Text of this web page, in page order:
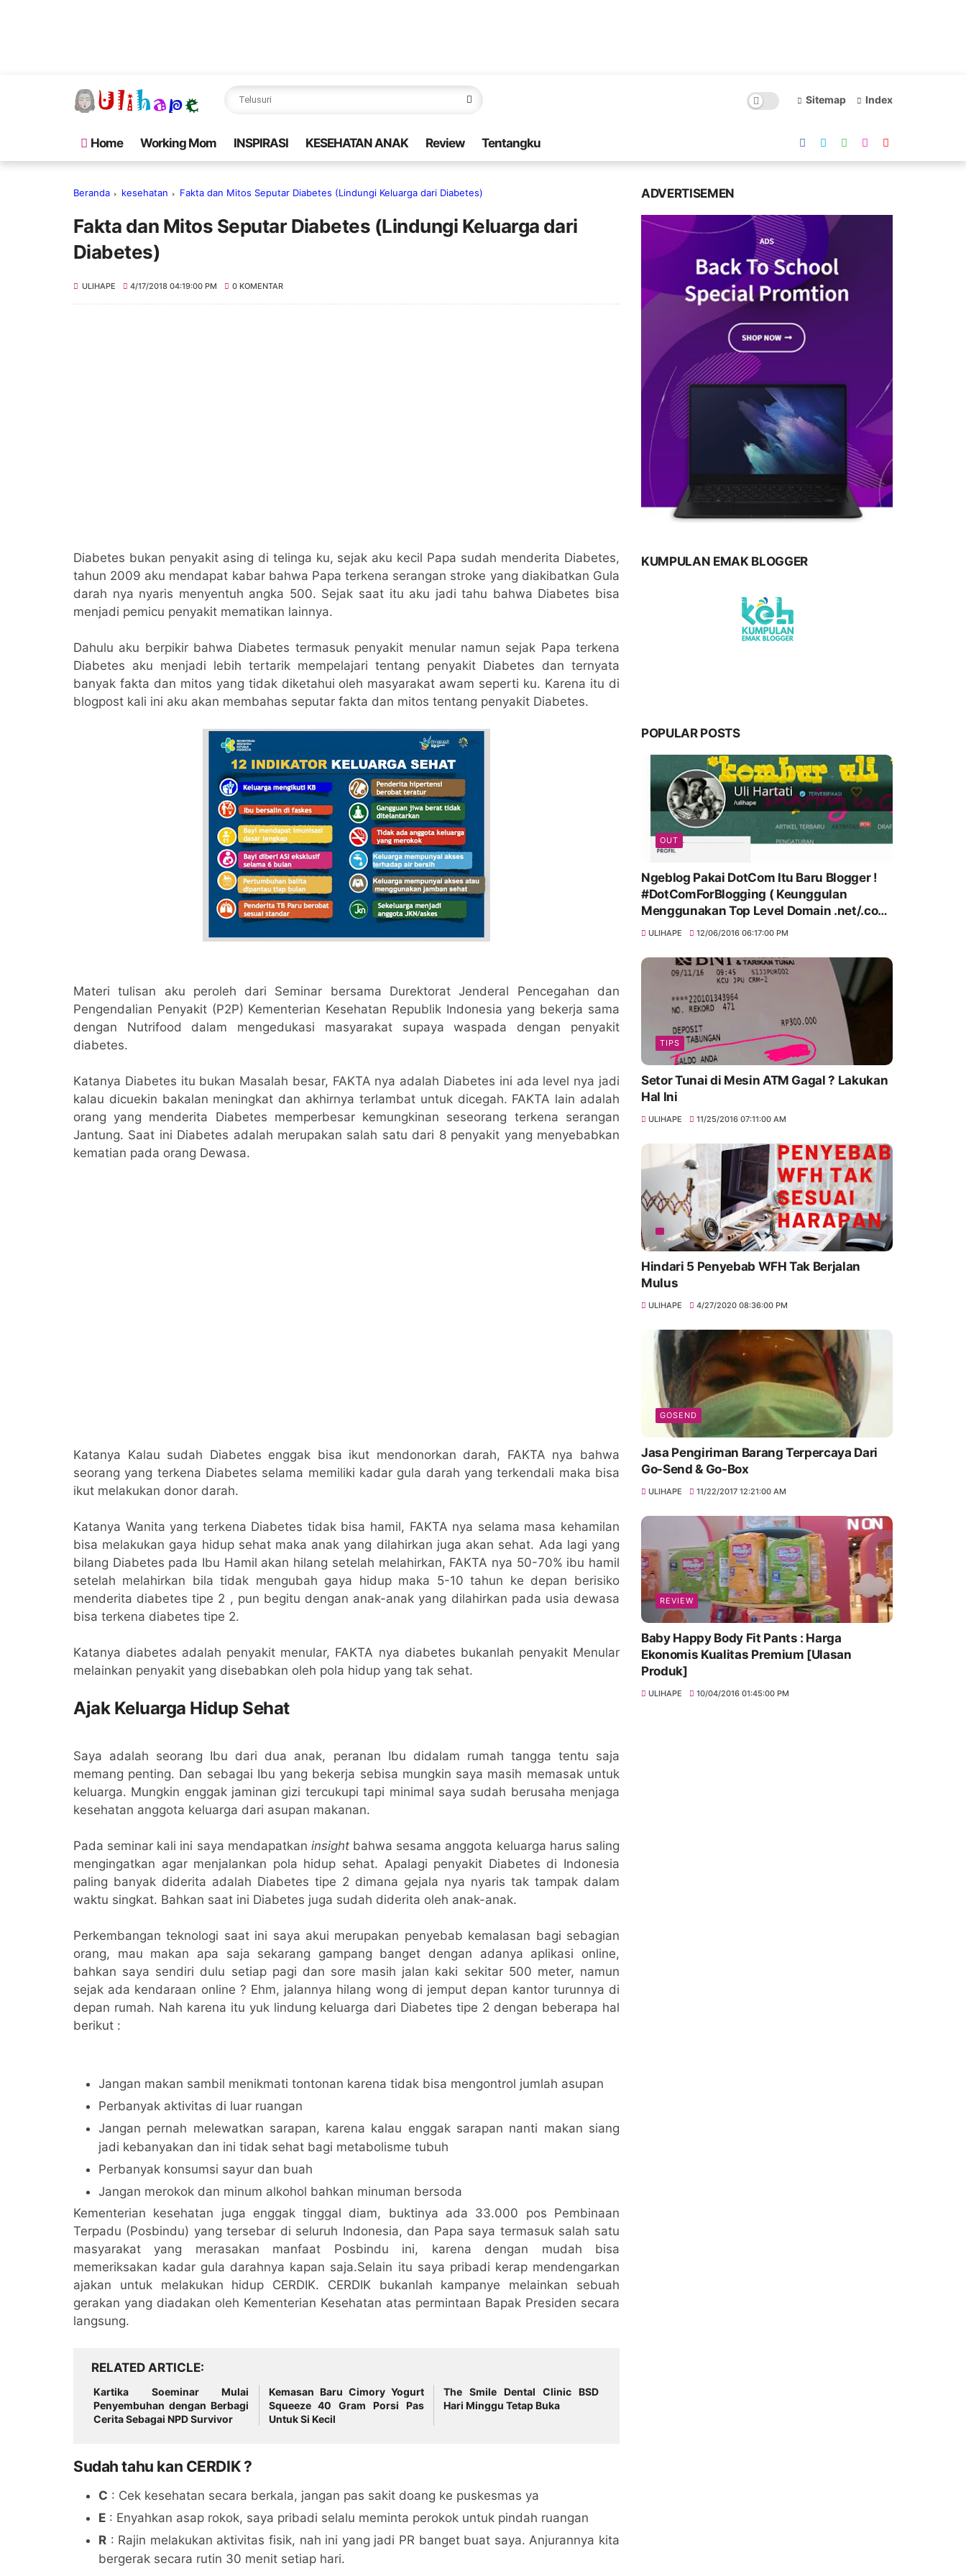
Sitemap Index
Home Working Mom INSPIRASI KESEHATAN ANAK Review Tentangku
Beranda kesehatan Fakta dan Mitos Seputar Diabetes (Lindungi Keluarga dari Diabetes)
Fakta dan Mitos Seputar Diabetes (Lindungi Keluarga dari
Diabetes)
ULIHAPE 4/17/2018 04:19:00 PM 0 KOMENTAR
Diabetes bukan penyakit asing di telinga ku, sejak aku kecil Papa sudah menderita Diabetes,
tahun 2009 aku mendapat kabar bahwa Papa terkena serangan stroke yang diakibatkan Gula
darah nya nyaris menyentuh angka 500. Sejak saat itu aku jadi tahu bahwa Diabetes bisa
menjadi pemicu penyakit mematikan lainnya.
Dahulu aku berpikir bahwa Diabetes termasuk penyakit menular namun sejak Papa terkena
Diabetes aku menjadi lebih tertarik mempelajari tentang penyakit Diabetes dan ternyata
banyak fakta dan mitos yang tidak diketahui oleh masyarakat awam seperti ku. Karena itu di
blogpost kali ini aku akan membahas seputar fakta dan mitos tentang penyakit Diabetes.
Materi tulisan aku peroleh dari Seminar bersama Durektorat Jenderal Pencegahan dan
Pengendalian Penyakit (P2P) Kementerian Kesehatan Republik Indonesia yang bekerja sama
dengan Nutrifood dalam mengedukasi masyarakat supaya waspada dengan penyakit
diabetes.
Katanya Diabetes itu bukan Masalah besar, FAKTA nya adalah Diabetes ini ada level nya jadi
kalau dicuekin bakalan meningkat dan akhirnya terlambat untuk dicegah. FAKTA lain adalah
orang yang menderita Diabetes memperbesar kemungkinan seseorang terkena serangan
Jantung. Saat ini Diabetes adalah merupakan salah satu dari 8 penyakit yang menyebabkan
kematian pada orang Dewasa.
Katanya Kalau sudah Diabetes enggak bisa ikut mendonorkan darah, FAKTA nya bahwa
seorang yang terkena Diabetes selama memiliki kadar gula darah yang terkendali maka bisa
ikut melakukan donor darah.
Katanya Wanita yang terkena Diabetes tidak bisa hamil, FAKTA nya selama masa kehamilan
bisa melakukan gaya hidup sehat maka anak yang dilahirkan juga akan sehat. Ada lagi yang
bilang Diabetes pada Ibu Hamil akan hilang setelah melahirkan, FAKTA nya 50-70% ibu hamil
setelah melahirkan bila tidak mengubah gaya hidup maka 5-10 tahun ke depan berisiko
menderita diabetes tipe 2 , pun begitu dengan anak-anak yang dilahirkan pada usia dewasa
bisa terkena diabetes tipe 2.
Katanya diabetes adalah penyakit menular, FAKTA nya diabetes bukanlah penyakit Menular
melainkan penyakit yang disebabkan oleh pola hidup yang tak sehat.
Ajak Keluarga Hidup Sehat
Saya adalah seorang Ibu dari dua anak, peranan Ibu didalam rumah tangga tentu saja
memang penting. Dan sebagai Ibu yang bekerja sebisa mungkin saya masih memasak untuk
keluarga. Mungkin enggak jaminan gizi tercukupi tapi minimal saya sudah berusaha menjaga
kesehatan anggota keluarga dari asupan makanan.
Pada seminar kali ini saya mendapatkan insight bahwa sesama anggota keluarga harus saling
mengingatkan agar menjalankan pola hidup sehat. Apalagi penyakit Diabetes di Indonesia
paling banyak diderita adalah Diabetes tipe 2 dimana gejala nya nyaris tak tampak dalam
waktu singkat. Bahkan saat ini Diabetes juga sudah diderita oleh anak-anak.
Perkembangan teknologi saat ini saya akui merupakan penyebab kemalasan bagi sebagian
orang, mau makan apa saja sekarang gampang banget dengan adanya aplikasi online,
bahkan saya sendiri dulu setiap pagi dan sore masih jalan kaki sekitar 500 meter, namun
sejak ada kendaraan online ? Ehm, jalannya hilang wong di jemput depan kantor turunnya di
depan rumah. Nah karena itu yuk lindung keluarga dari Diabetes tipe 2 dengan beberapa hal
berikut :
Jangan makan sambil menikmati tontonan karena tidak bisa mengontrol jumlah asupan
Perbanyak aktivitas di luar ruangan
Jangan pernah melewatkan sarapan, karena kalau enggak sarapan nanti makan siang
jadi kebanyakan dan ini tidak sehat bagi metabolisme tubuh
Perbanyak konsumsi sayur dan buah
Jangan merokok dan minum alkohol bahkan minuman bersoda
Kementerian kesehatan juga enggak tinggal diam, buktinya ada 33.000 pos Pembinaan
Terpadu (Posbindu) yang tersebar di seluruh Indonesia, dan Papa saya termasuk salah satu
masyarakat yang merasakan manfaat Posbindu ini, karena dengan mudah bisa
memeriksakan kadar gula darahnya kapan saja.Selain itu saya pribadi kerap mendengarkan
ajakan untuk melakukan hidup CERDIK. CERDIK bukanlah kampanye melainkan sebuah
gerakan yang diadakan oleh Kementerian Kesehatan atas permintaan Bapak Presiden secara
langsung.
RELATED ARTICLE
Kartika Soeminar Mulai
Penyembuhan dengan Berbagi
Cerita Sebagai NPD Survivor
Kemasan Baru Cimory Yogurt
Squeeze 40 Gram Porsi Pas
Untuk Si Kecil
The Smile Dental Clinic BSD
Hari Minggu Tetap Buka
Sudah tahu kan CERDIK ?
C : Cek kesehatan secara berkala, jangan pas sakit doang ke puskesmas ya
E : Enyahkan asap rokok, saya pribadi selalu meminta perokok untuk pindah ruangan
R : Rajin melakukan aktivitas fisik, nah ini yang jadi PR banget buat saya. Anjurannya kita
bergerak secara rutin 30 menit setiap hari.
ADVERTISEMEN
KUMPULAN EMAK BLOGGER
POPULAR POSTS
OUT
Ngeblog Pakai DotCom Itu Baru Blogger !
#DotComForBlogging ( Keunggulan
Menggunakan Top Level Domain .net/.com
) ULIHAPE 12/06/2016 06:17:00 PM
TIPS
Setor Tunai di Mesin ATM Gagal ? Lakukan
Hal Ini
ULIHAPE 11/25/2016 07:11:00 AM
Hindari 5 Penyebab WFH Tak Berjalan
Mulus
ULIHAPE 4/27/2020 08:36:00 PM
GOSEND
Jasa Pengiriman Barang Terpercaya Dari
Go-Send & Go-Box
ULIHAPE 11/22/2017 12:21:00 AM
REVIEW
Baby Happy Body Fit Pants : Harga
Ekonomis Kualitas Premium [Ulasan
Produk]
ULIHAPE 10/04/2016 01:45:00 PM